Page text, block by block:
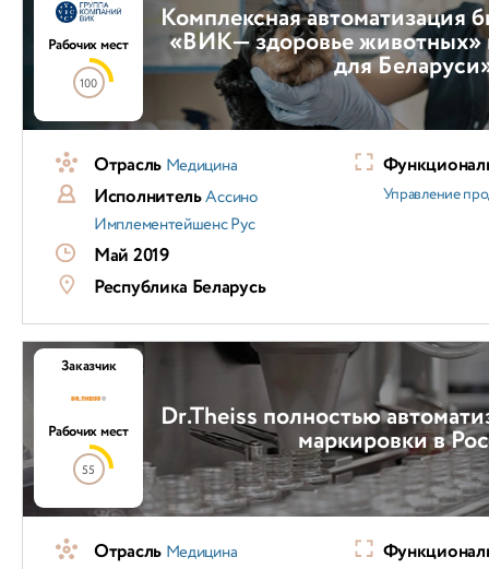
Комплексная автоматизация
«ВИК— здоровье животных»
для
Рабочих мест
100
Отрасль Медицина
ИсполнительАссино
Имплементейшенс Рус
Май 2019
Республика Беларусь
Управление
Dr.Theiss полностью
маркировки в
Заказчик
Рабочих мест
55
Отрасль Медицина